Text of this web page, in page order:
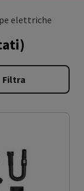
elettriche
Filtra